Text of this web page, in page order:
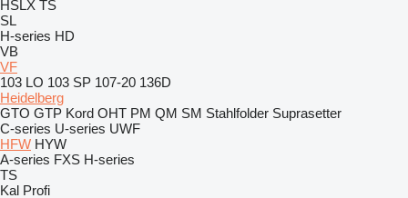
HSLX TS
SL
H-series HD
VB
VF
103 LO 103 SP 107-20 136D
Heidelberg
GTO GTP Kord OHT PM QM SM Stahlfolder Suprasetter
C-series U-series UWF
HFW HYW
A-series FXS H-series
TS
Kal Profi